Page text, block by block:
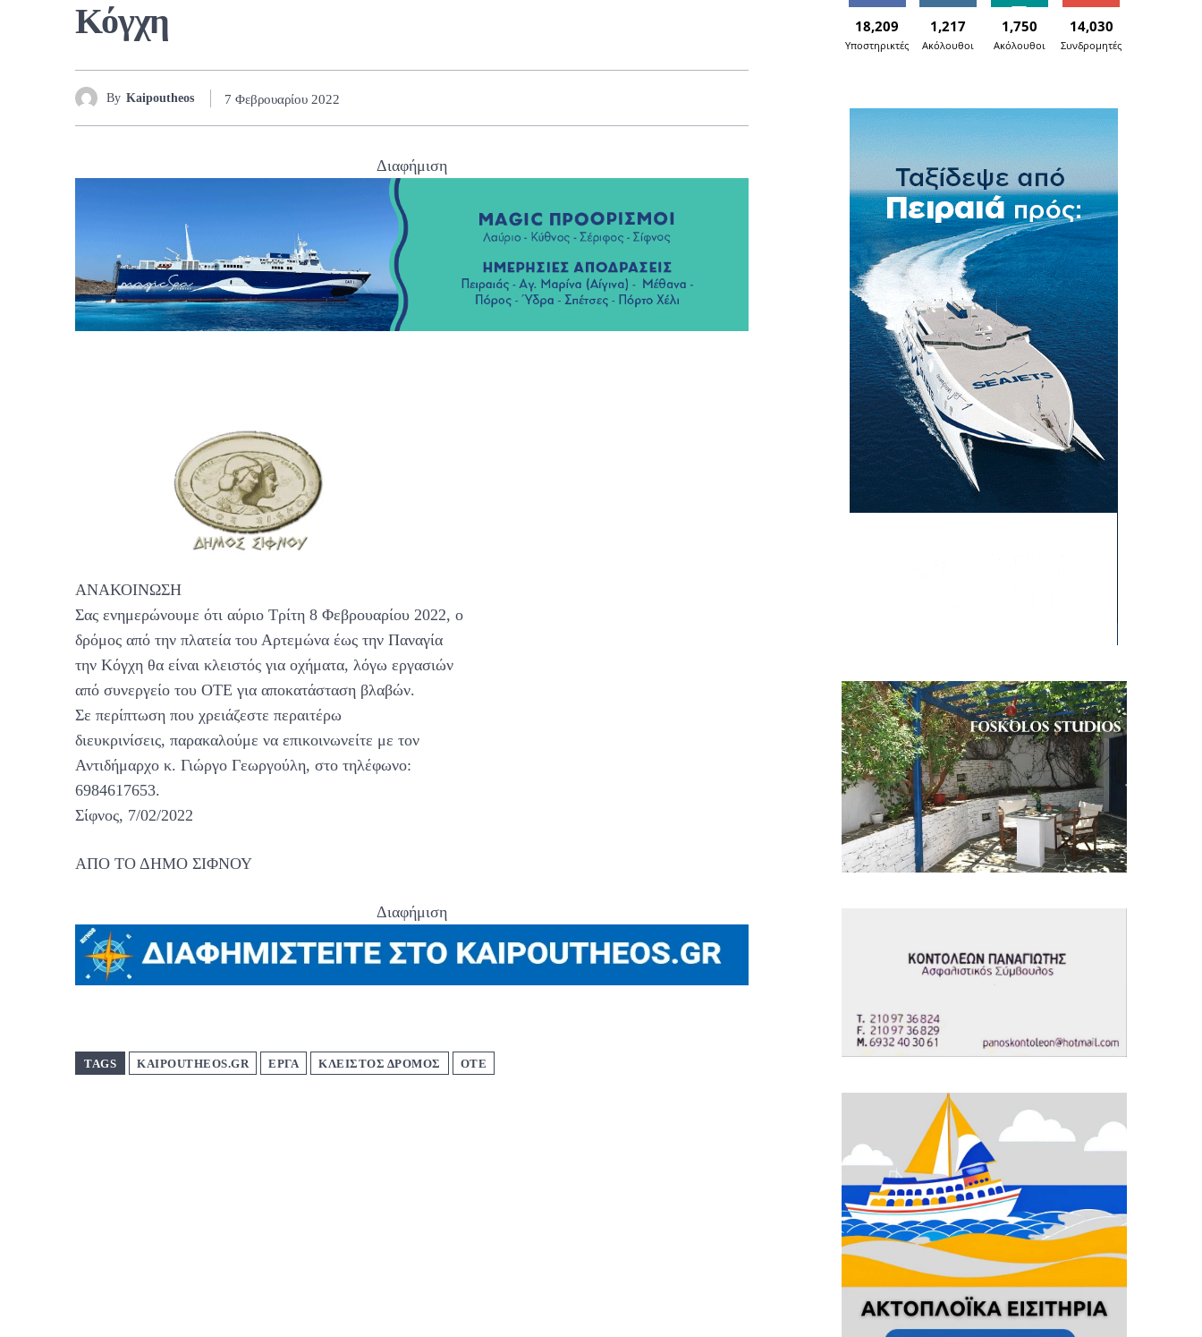
Κόγχη
By Kaipoutheos 7 Φεβρουαρίου 2022
Διαφήμιση
ΑΝΑΚΟΙΝΩΣΗ
Σας ενημερώνουμε ότι αύριο Τρίτη 8 Φεβρουαρίου 2022, ο
δρόμος από την πλατεία του Αρτεμώνα έως την Παναγία
την Κόγχη θα είναι κλειστός για οχήματα, λόγω εργασιών
από συνεργείο του ΟΤΕ για αποκατάσταση βλαβών.
Σε περίπτωση που χρειάζεστε περαιτέρω
διευκρινίσεις, παρακαλούμε να επικοινωνείτε με τον
Αντιδήμαρχο κ. Γιώργο Γεωργούλη, στο τηλέφωνο:
6984617653.
Σίφνος, 7/02/2022
ΑΠΟ ΤΟ ΔΗΜΟ ΣΙΦΝΟΥ
Διαφήμιση
TAGS KAIPOUTHEOS.GR ΕΡΓΑ ΚΛΕΙΣΤΟΣ ΔΡΟΜΟΣ ΟΤΕ
18,209
Υποστηρικτές
1,217
Ακόλουθοι
1,750
Ακόλουθοι
14,030
Συνδρομητές